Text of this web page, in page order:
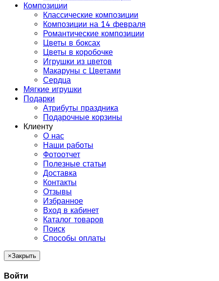
Композиции
Классические композиции
Композиции на 14 февраля
Романтические композиции
Цветы в боксах
Цветы в коробочке
Игрушки из цветов
Макаруны с Цветами
Сердца
Мягкие игрушки
Подарки
Атрибуты праздника
Подарочные корзины
Клиенту
О нас
Наши работы
Фотоотчет
Полезные статьи
Доставка
Контакты
Отзывы
Избранное
Вход в кабинет
Каталог товаров
Поиск
Способы оплаты
×Закрыть
Войти